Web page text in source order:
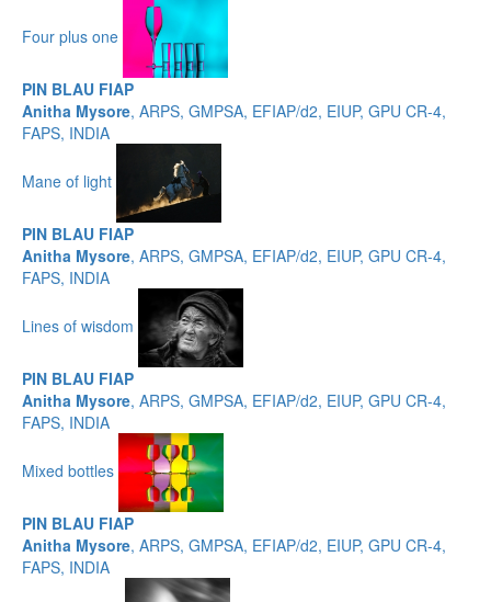
Four plus one
PIN BLAU FIAP
Anitha Mysore, ARPS, GMPSA, EFIAP/d2, EIUP, GPU CR-4,
FAPS, INDIA
Mane of light
PIN BLAU FIAP
Anitha Mysore, ARPS, GMPSA, EFIAP/d2, EIUP, GPU CR-4,
FAPS, INDIA
Lines of wisdom
PIN BLAU FIAP
Anitha Mysore, ARPS, GMPSA, EFIAP/d2, EIUP, GPU CR-4,
FAPS, INDIA
Mixed bottles
PIN BLAU FIAP
Anitha Mysore, ARPS, GMPSA, EFIAP/d2, EIUP, GPU CR-4,
FAPS, INDIA